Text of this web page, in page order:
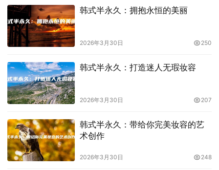
韩式半永久：拥抱永恒的美丽
2026年3月30日 250
韩式半永久：打造迷人无瑕妆容
2026年3月30日 207
韩式半永久：带给你完美妆容的艺
术创作
2026年3月30日 248